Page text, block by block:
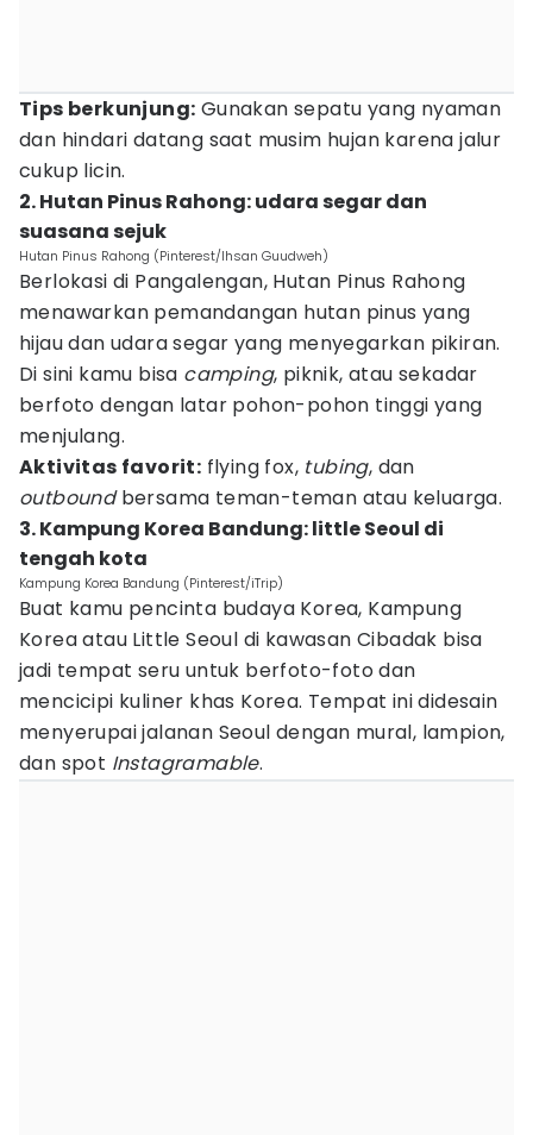
Tips berkunjung: Gunakan sepatu yang nyaman
dan hindari datang saat musim hujan karena jalur
cukup licin.
2. Hutan Pinus Rahong: udara segar dan
suasana sejuk
Hutan Pinus Rahong (Pinterest/Ihsan Guudweh)
Berlokasi di Pangalengan, Hutan Pinus Rahong
menawarkan pemandangan hutan pinus yang
hijau dan udara segar yang menyegarkan pikiran.
Di sini kamu bisa camping, piknik, atau sekadar
berfoto dengan latar pohon-pohon tinggi yang
menjulang.
Aktivitas favorit: flying fox, tubing, dan
outboundbersama teman-teman atau keluarga.
3. Kampung Korea Bandung: little Seoul di
tengah kota
Kampung Korea Bandung (Pinterest/iTrip)
Buat kamu pencinta budaya Korea, Kampung
Korea atau Little Seoul di kawasan Cibadak bisa
jadi tempat seru untuk berfoto-foto dan
mencicipi kuliner khas Korea. Tempat ini didesain
menyerupai jalanan Seoul dengan mural, lampion,
dan spot Instagramable.